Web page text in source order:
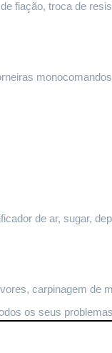
fiação, troca de
de ar, sugar,
carpinagem de
os seus